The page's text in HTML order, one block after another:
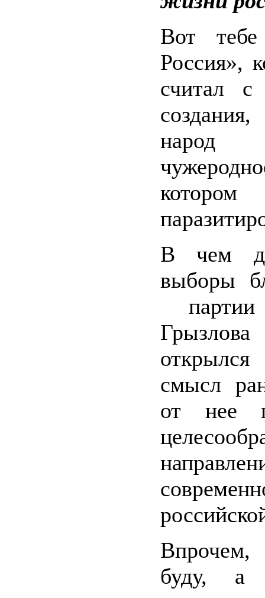
Вот
Россия»,
считал
В чем
выборы
смысл
от нее
буду, а